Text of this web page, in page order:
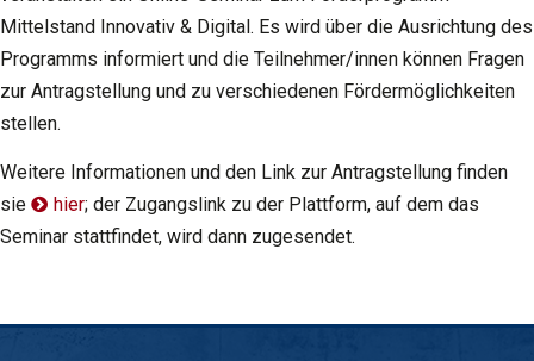
Mittelstand Innovativ & Digital. Es wird über die Ausrichtung des
Programms informiert und die Teilnehmer/innen können Fragen
zur Antragstellung und zu verschiedenen Fördermöglichkeiten
stellen.
Weitere Informationen und den Link zur Antragstellung finden
sie
hier; der Zugangslink zu der Plattform, auf dem das
Seminar stattfindet, wird dann zugesendet.